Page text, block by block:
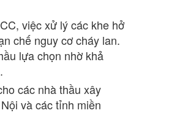
việc xử lý các khe hở
chế nguy cơ cháy lan.
lựa chọn nhờ khả
các nhà thầu xây
và các tỉnh miền